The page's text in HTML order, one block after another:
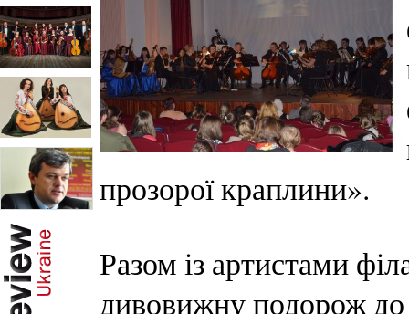
прозорої краплини».
Разом із артистами
дивовижну подорож до